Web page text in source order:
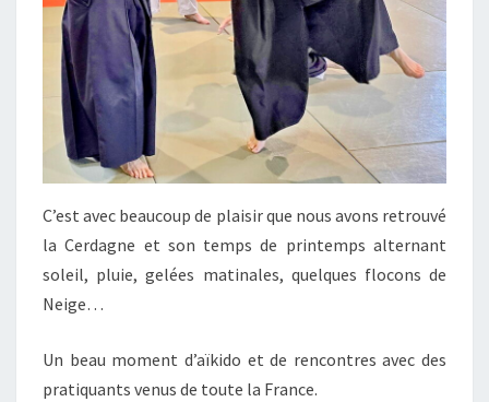
C’est avec beaucoup de plaisir que nous avons retrouvé
la Cerdagne et son temps de printemps alternant
soleil, pluie, gelées matinales, quelques flocons de
Neige…
Un beau moment d’aïkido et de rencontres avec des
pratiquants venus de toute la France.